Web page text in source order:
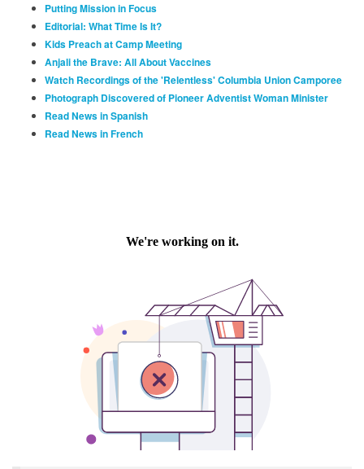
Putting Mission in Focus
Editorial: What Time Is It?
Kids Preach at Camp Meeting
Anjali the Brave: All About Vaccines
Watch Recordings of the 'Relentless' Columbia Union Camporee
Photograph Discovered of Pioneer Adventist Woman Minister
Read News in Spanish
Read News in French